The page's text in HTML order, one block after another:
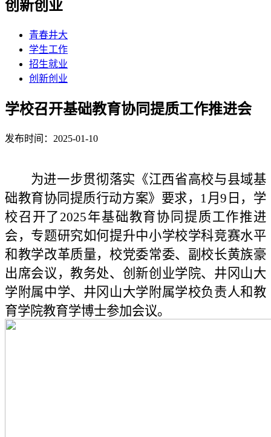
创新创业
青春井大
学生工作
招生就业
创新创业
学校召开基础教育协同提质工作推进会
发布时间：2025-01-10
为进一步贯彻落实《江西省高校与县域基
础教育协同提质行动方案》要求， 1月9 日，学
校召开了 2025年基础教育协同提质工作推进
会，专题研究如何提升中小学校学科竞赛水平
和教学改革质量，校党委常委、副校长黄族豪
出席会议，教务处、创新创业学院、井冈山大
学附属中学、井冈山大学附属学校负责人和教
育学院教育学博士参加会议。